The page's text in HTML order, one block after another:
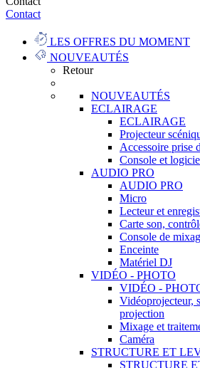
Contact
LES OFFRES DU MOMENT
NOUVEAUTÉS
Retour
NOUVEAUTÉS
ECLAIRAGE
ECLAIRAGE
Projecteur
Accessoire prise
Console et
AUDIO PRO
AUDIO PRO
Micro
Lecteur et
Carte son,
Console de
Enceinte
Matériel DJ
VIDÉO - PHOTO
VIDÉO -
Vidéoprojecteur,
projection
Mixage et
Caméra
STRUCTURE ET
STRUCTURE